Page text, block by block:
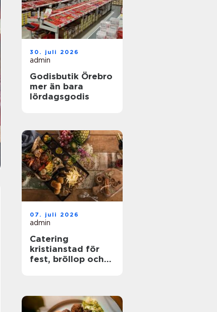
30. juli 2026
admin
Godisbutik Örebro
mer än bara
lördagsgodis
07. juli 2026
admin
Catering
kristianstad för
fest, bröllop och